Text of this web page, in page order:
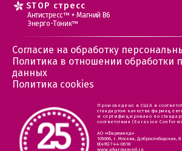
STOP стресс
Антистресс™ + Магний В6
Энерго-Тоник™
Согласие на обработку
Политика в отношении обработки
данных
Политика cookies
Произведено в США в
стандартом качества
и сертифицировано по
соответствия (Eurasion
АО «Фармамед»
105066, г. Москва, Доброслободская, 8
8(495) 744-0618
www.pharmamed.ru